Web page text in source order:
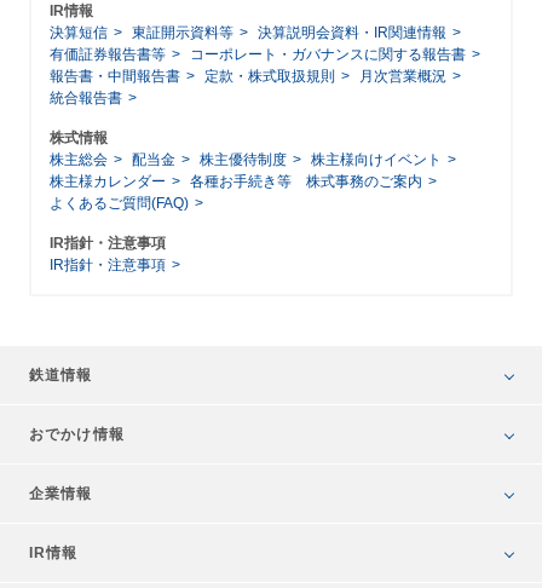
IR情報
決算短信
東証開示資料等
決算説明会資料・IR関連情報
有価証券報告書等
コーポレート・ガバナンスに関する報告書
報告書・中間報告書
定款・株式取扱規則
月次営業概況
統合報告書
株式情報
株主総会
配当金 株主優待制度
株主様向けイベント
株主様カレンダー
各種お手続き等 株式事務のご案内
よくあるご質問(FAQ)
IR指針・注意事項
IR指針・注意事項
鉄道情報
おでかけ情報
企業情報
IR情報